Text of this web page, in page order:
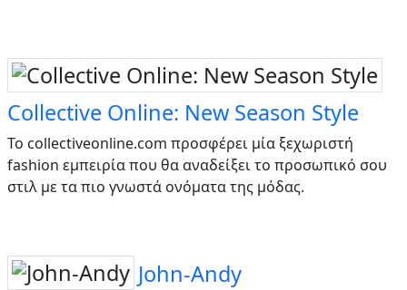
Collective Online: New Season Style
Το collectiveonline.com προσφέρει μία ξεχωριστή
fashion εμπειρία που θα αναδείξει το προσωπικό σου
στιλ με τα πιο γνωστά ονόματα της μόδας.
John-Andy